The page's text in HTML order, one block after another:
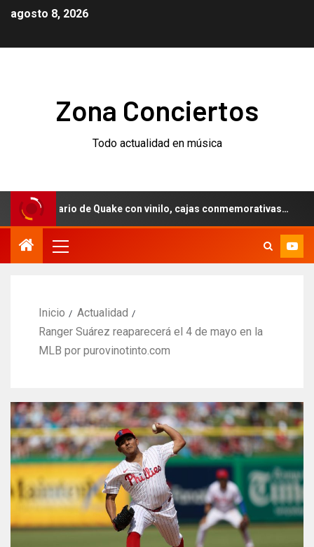
agosto 8, 2026
Zona Conciertos
Todo actualidad en música
de Quake con vinilo, cajas conmemorativas…
Inicio
Actualidad
Ranger Suárez reaparecerá el 4 de mayo en la
MLB por purovinotinto.com